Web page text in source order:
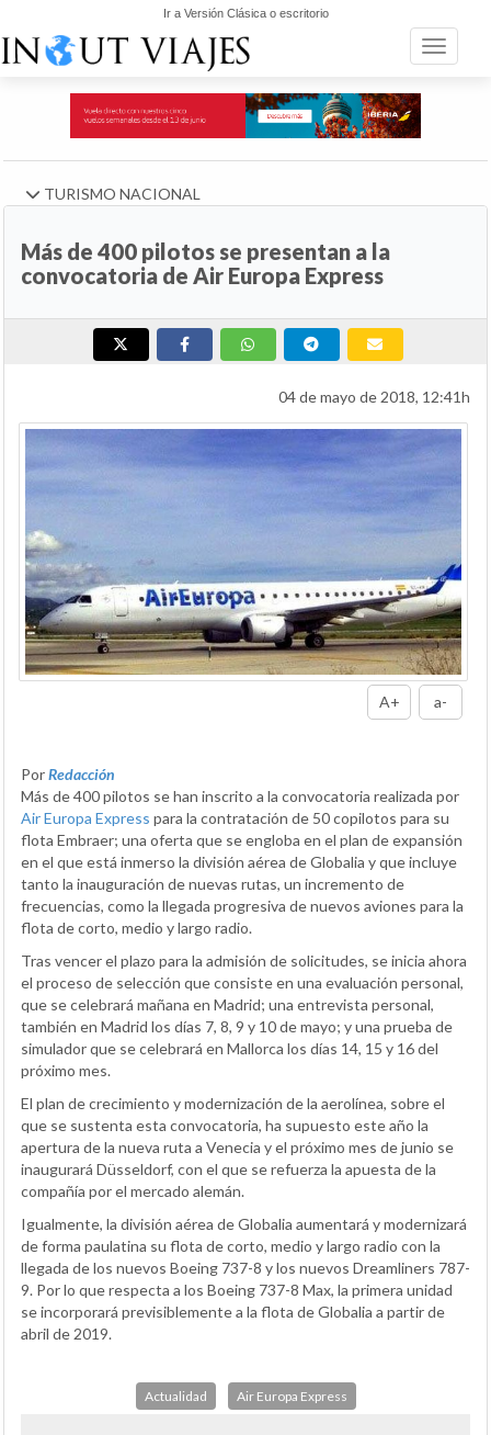
Ir a Versión Clásica o escritorio
Toggle
TURISMO NACIONAL
Más de 400 pilotos se presentan a la
convocatoria de Air Europa Express
04 de mayo de 2018, 12:41h
A+ a-
PorRedacción
Más de 400 pilotos se han inscrito a la convocatoria realizada por
Air Europa Express para la contratación de 50 copilotos para su
flota Embraer; una oferta que se engloba en el plan de expansión
en el que está inmerso la división aérea de Globalia y que incluye
tanto la inauguración de nuevas rutas, un incremento de
frecuencias, como la llegada progresiva de nuevos aviones para la
flota de corto, medio y largo radio.
Tras vencer el plazo para la admisión de solicitudes, se inicia ahora
el proceso de selección que consiste en una evaluación personal,
que se celebrará mañana en Madrid; una entrevista personal,
también en Madrid los días 7, 8, 9 y 10 de mayo; y una prueba de
simulador que se celebrará en Mallorca los días 14, 15 y 16 del
próximo mes.
El plan de crecimiento y modernización de la aerolínea, sobre el
que se sustenta esta convocatoria, ha supuesto este año la
apertura de la nueva ruta a Venecia y el próximo mes de junio se
inaugurará Düsseldorf, con el que se refuerza la apuesta de la
compañía por el mercado alemán.
Igualmente, la división aérea de Globalia aumentará y modernizará
de forma paulatina su flota de corto, medio y largo radio con la
llegada de los nuevos Boeing 737-8 y los nuevos Dreamliners 787-
9. Por lo que respecta a los Boeing 737-8 Max, la primera unidad
se incorporará previsiblemente a la flota de Globalia a partir de
abril de 2019.
Actualidad Air Europa Express